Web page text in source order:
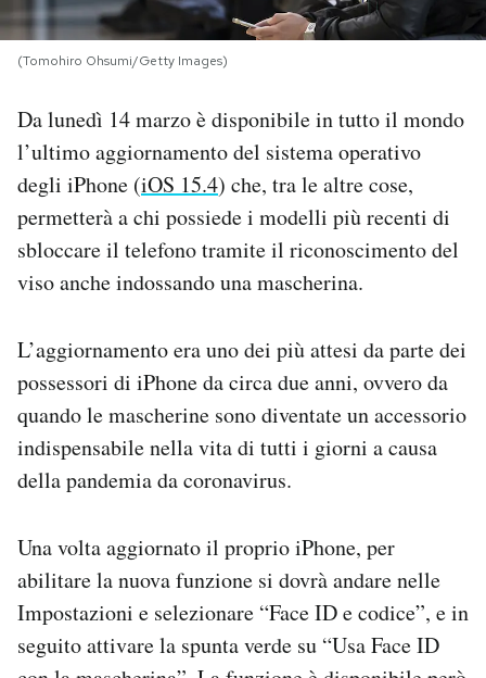
I MIEI PREFERITI
CALENDARIO
AREA PERSONALE
Area Personale
Hai bisogno di aiuto?
Esci
(Tomohiro Ohsumi/Getty Images)
Da lunedì 14 marzo è disponibile in tutto il mondo
l’ultimo aggiornamento del sistema operativo
degli iPhone (iOS 15.4) che, tra le altre cose,
permetterà a chi possiede i modelli più recenti di
sbloccare il telefono tramite il riconoscimento del
viso anche indossando una mascherina.
L’aggiornamento era uno dei più attesi da parte dei
possessori di iPhone da circa due anni, ovvero da
quando le mascherine sono diventate un accessorio
indispensabile nella vita di tutti i giorni a causa
della pandemia da coronavirus.
Una volta aggiornato il proprio iPhone, per
abilitare la nuova funzione si dovrà andare nelle
Impostazioni e selezionare “Face ID e codice”, e in
seguito attivare la spunta verde su “Usa Face ID